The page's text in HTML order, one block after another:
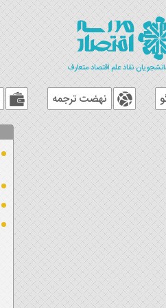
نقاد علم اقتصاد متعارف
نهضت ترجمه